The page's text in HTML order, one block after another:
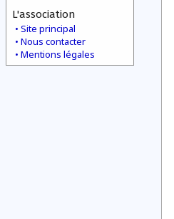
L'association
Site principal
Nous contacter
Mentions légales